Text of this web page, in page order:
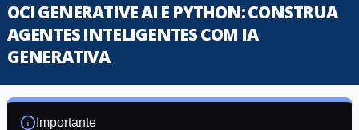
OCI GENERATIVE AI E PYTHON: CONSTRUA
AGENTES INTELIGENTES COM IA
GENERATIVA
Importante